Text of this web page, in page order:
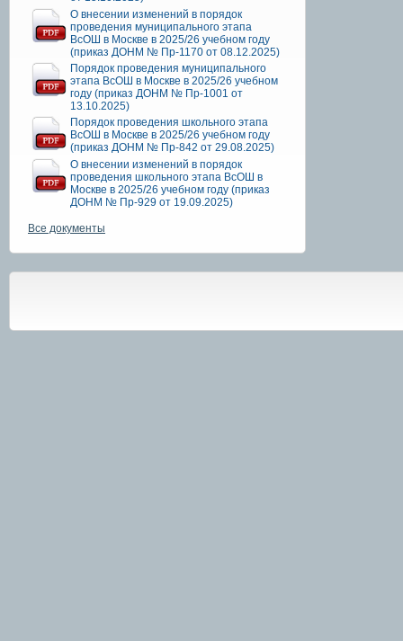
О внесении изменений в порядок
проведения муниципального этапа
ВсОШ в Москве в 2025/26 учебном году
(приказ ДОНМ № Пр-1170 от 08.12.2025)
Порядок проведения муниципального
этапа ВсОШ в Москве в 2025/26 учебном
году (приказ ДОНМ № Пр-1001 от
13.10.2025)
Порядок проведения школьного этапа
ВсОШ в Москве в 2025/26 учебном году
(приказ ДОНМ № Пр-842 от 29.08.2025)
О внесении изменений в порядок
проведения школьного этапа ВсОШ в
Москве в 2025/26 учебном году (приказ
ДОНМ № Пр-929 от 19.09.2025)
Все документы